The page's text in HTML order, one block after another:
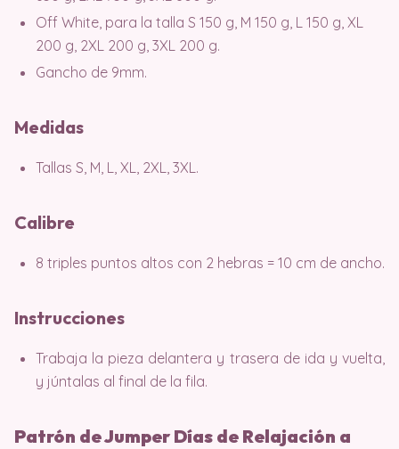
Off White, para la talla S 150 g, M 150 g, L 150 g, XL
200 g, 2XL 200 g, 3XL 200 g.
Gancho de 9mm.
Medidas
Tallas S, M, L, XL, 2XL, 3XL.
Calibre
8 triples puntos altos con 2 hebras = 10 cm de ancho.
Instrucciones
Trabaja la pieza delantera y trasera de ida y vuelta,
y júntalas al final de la fila.
Patrón de Jumper Días de Relajación a